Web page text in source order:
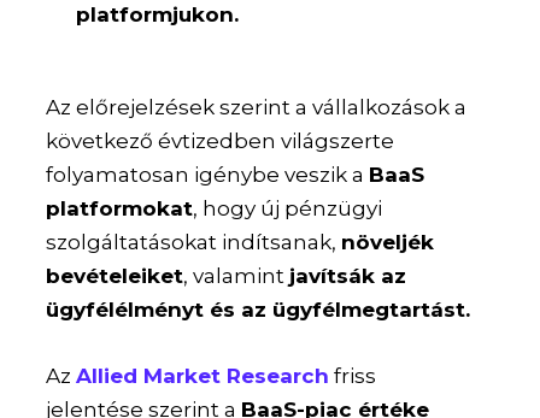
platformjukon.
Az előrejelzések szerint a vállalkozások a
következő évtizedben világszerte
folyamatosan igénybe veszik a BaaS
platformokat, hogy új pénzügyi
szolgáltatásokat indítsanak, növeljék
bevételeiket, valamint javítsák az
ügyfélélményt és az ügyfélmegtartást.
AzAllied Market Research friss
jelentése szerint a BaaS-piac értéke